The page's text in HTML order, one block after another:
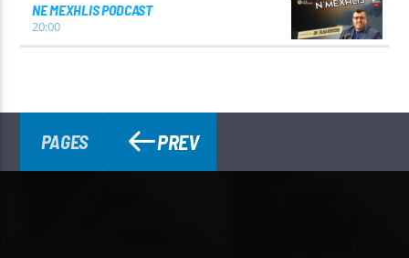
NE MEXHLIS PODCAST
20:00
PAGES PREV